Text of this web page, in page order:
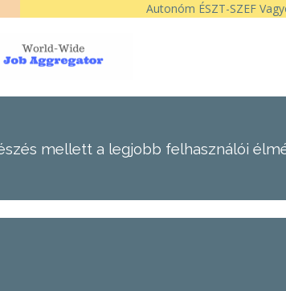
Autonóm ÉSZT-SZEF
mellett a legjobb felhasználói